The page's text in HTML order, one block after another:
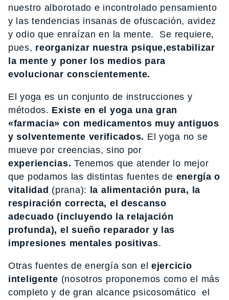
nuestro alborotado e incontrolado pensamiento
y las tendencias insanas de ofuscación, avidez
y odio que enraízan en la mente. Se requiere,
pues, reorganizar nuestra psique,estabilizar
la mente y poner los medios para
evolucionar conscientemente.
El yoga es un conjunto de instrucciones y
métodos. Existe en el yoga una gran
«farmacia» con medicamentos muy antiguos
y solventemente verificados. El yoga no se
mueve por creencias, sino por
experiencias. Tenemos que atender lo mejor
que podamos las distintas fuentes de energía o
vitalidad (prana):
la alimentación pura, la
respiración correcta, el descanso
adecuado (incluyendo la relajación
profunda), el sueño reparador y las
impresiones mentales positivas.
Otras fuentes de energía son elejercicio
inteligente (nosotros proponemos como el más
completo y de gran alcance psicosomático el